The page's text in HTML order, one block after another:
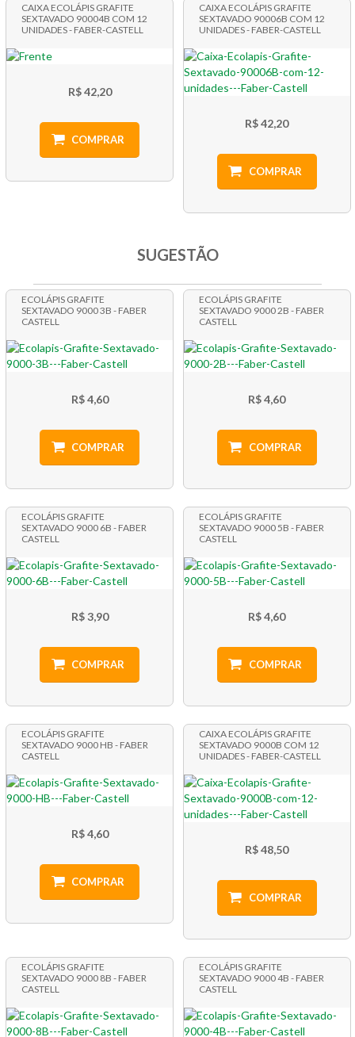
CAIXA ECOLÁPIS GRAFITE
SEXTAVADO 90004B COM 12
UNIDADES - FABER-CASTELL
R$ 42,20
COMPRAR
CAIXA ECOLÁPIS GRAFITE
SEXTAVADO 90006B COM 12
UNIDADES - FABER-CASTELL
R$ 42,20
COMPRAR
SUGESTÃO
ECOLÁPIS GRAFITE
SEXTAVADO 9000 3B - FABER
CASTELL
R$ 4,60
COMPRAR
ECOLÁPIS GRAFITE
SEXTAVADO 9000 2B - FABER
CASTELL
R$ 4,60
COMPRAR
ECOLÁPIS GRAFITE
SEXTAVADO 9000 6B - FABER
CASTELL
R$ 3,90
COMPRAR
ECOLÁPIS GRAFITE
SEXTAVADO 9000 5B - FABER
CASTELL
R$ 4,60
COMPRAR
ECOLÁPIS GRAFITE
SEXTAVADO 9000 HB - FABER
CASTELL
R$ 4,60
COMPRAR
CAIXA ECOLÁPIS GRAFITE
SEXTAVADO 9000B COM 12
UNIDADES - FABER-CASTELL
R$ 48,50
COMPRAR
ECOLÁPIS GRAFITE
SEXTAVADO 9000 8B - FABER
CASTELL
ECOLÁPIS GRAFITE
SEXTAVADO 9000 4B - FABER
CASTELL